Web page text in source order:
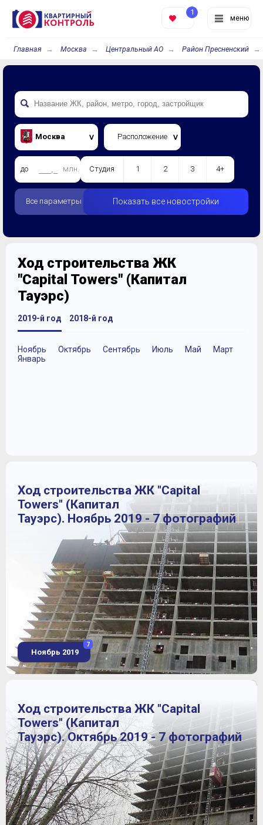
меню
1
Главная Москва Центральный АО Район Пресненский
Москва Расположение
до млн. Студия 1 2 3 4+
Все параметры Показать все новостройки
Ход строительства ЖК
"Capital Towers" (Капитал
Тауэрс)
2019-й год
Ноябрь Октябрь Сентябрь Июль Май
Март
Январь
2018-й год
Ход строительства ЖК "Capital
Towers" (Капитал
Тауэрс). Ноябрь 2019 - 7 фотографий
Ноябрь 2019
7
Ход строительства ЖК "Capital
Towers" (Капитал
Тауэрс). Октябрь 2019 - 7 фотографий